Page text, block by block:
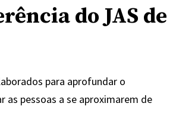
do JAS de
para aprofundar o
as pessoas a se aproximarem de